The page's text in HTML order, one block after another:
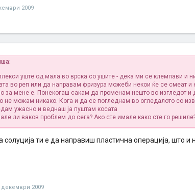
2009
уште од мала во врска со ушите - дека ми се клемпави и
во реп или да направам фризура можеби некои ќе се смеат и
за мене е. Понекогаш сакам да променам нешто во изгледот и
не можам никако. Кога и да се погледнам во огледалото со
ужасно и веднаш ја пуштам косата
ли ваков проблем до сега? Ако сте имале како сте го
солуција ти е да направиш пластична операција, што и
декември 2009